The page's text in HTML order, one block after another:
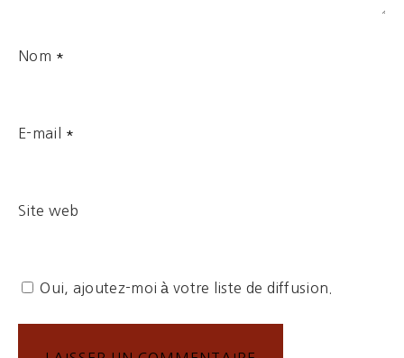
Nom *
E-mail *
Site web
Oui, ajoutez-moi à votre liste de diffusion.